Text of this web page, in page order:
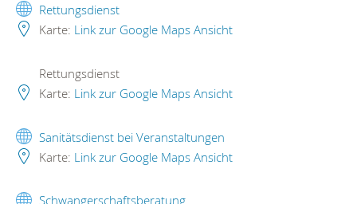
Rettungsdienst
Karte: Link zur Google Maps Ansicht
Rettungsdienst
Karte: Link zur Google Maps Ansicht
Sanitätsdienst bei Veranstaltungen
Karte: Link zur Google Maps Ansicht
Schwangerschaftsberatung